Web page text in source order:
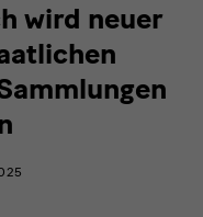
wird neuer